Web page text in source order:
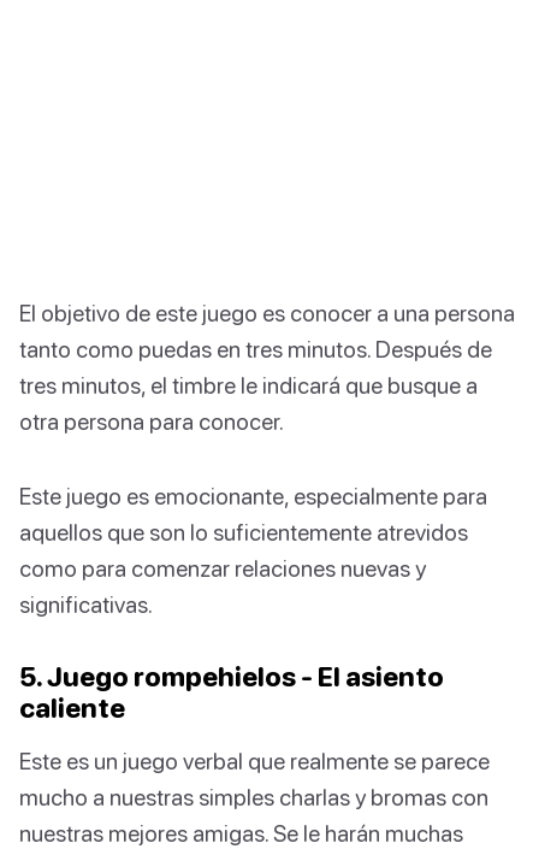
El objetivo de este juego es conocer a una persona
tanto como puedas en tres minutos. Después de
tres minutos, el timbre le indicará que busque a
otra persona para conocer.
Este juego es emocionante, especialmente para
aquellos que son lo suficientemente atrevidos
como para comenzar relaciones nuevas y
significativas.
5. Juego rompehielos - El asiento
caliente
Este es un juego verbal que realmente se parece
mucho a nuestras simples charlas y bromas con
nuestras mejores amigas. Se le harán muchas